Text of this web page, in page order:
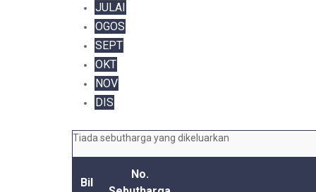
JULAI
OGOS
SEPT
OKT
NOV
DIS
Tiada sebutharga yang dikeluarkan
Bil
No.